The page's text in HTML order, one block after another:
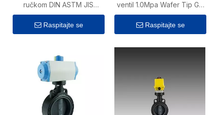
ručkom DIN ASTM JIS
Standard
Raspitajte se
ventil 1.0Mpa Wafer Tip GF
prirubnički priključak
Raspitajte se